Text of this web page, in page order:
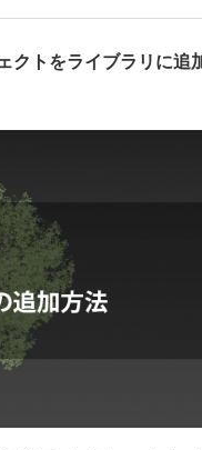
クトをライブラリに追